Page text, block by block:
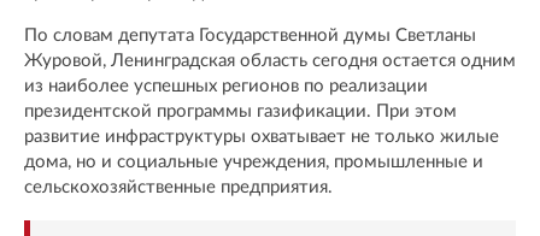
По словам депутата Государственной думы Светланы
Журовой, Ленинградская область сегодня остается одним
из наиболее успешных регионов по реализации
президентской программы газификации. При этом
развитие инфраструктуры охватывает не только жилые
дома, но и социальные учреждения, промышленные и
сельскохозяйственные предприятия.